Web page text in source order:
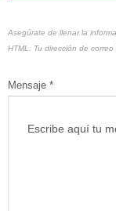
Asegúrate de llenar la
HTML. Tu dirección de correo
Mensaje *